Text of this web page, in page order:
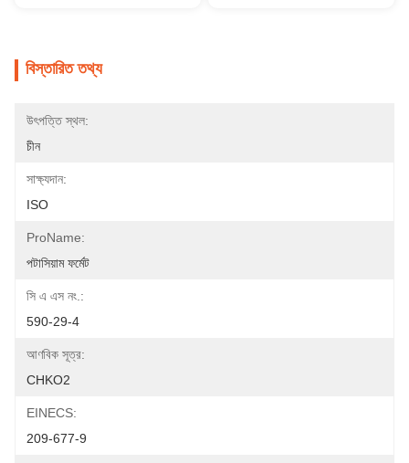
বিস্তারিত তথ্য
উৎপত্তি স্থল:
চীন
সাক্ষ্যদান:
ISO
ProName:
পটাসিয়াম ফর্মেট
সি এ এস নং.:
590-29-4
আণবিক সূত্র:
CHKO2
EINECS:
209-677-9